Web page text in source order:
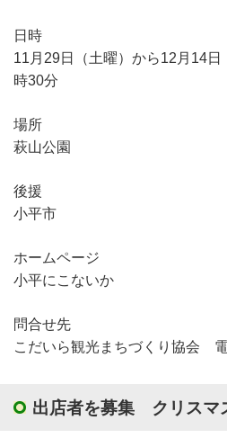
日時
11月29日（土曜）から12月14
時30分
場所
萩山公園
後援
小平市
ホームページ
小平にこないか
問合せ先
こだいら観光まちづくり協会
出店者を募集 クリスマ